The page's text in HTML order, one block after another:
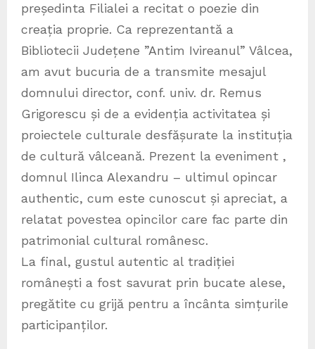
președinta Filialei a recitat o poezie din
creația proprie. Ca reprezentantă a
Bibliotecii Județene ”Antim Ivireanul” Vâlcea,
am avut bucuria de a transmite mesajul
domnului director, conf. univ. dr. Remus
Grigorescu și de a evidenția activitatea și
proiectele culturale desfășurate la instituția
de cultură vâlceană. Prezent la eveniment ,
domnul Ilinca Alexandru – ultimul opincar
authentic, cum este cunoscut și apreciat, a
relatat povestea opincilor care fac parte din
patrimonial cultural românesc.
La final, gustul autentic al tradiției
românești a fost savurat prin bucate alese,
pregătite cu grijă pentru a încânta simțurile
participanților.